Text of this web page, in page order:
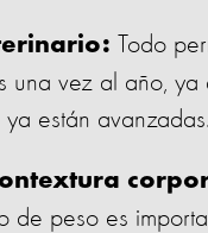
Todo
una vez al año,
están avanzadas.
de peso es